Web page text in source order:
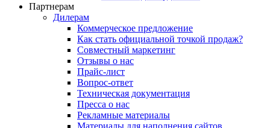
Партнерам
Дилерам
Коммерческое предложение
Как стать официальной точкой продаж?
Совместный маркетинг
Отзывы о нас
Прайс-лист
Вопрос-ответ
Техническая документация
Пресса о нас
Рекламные материалы